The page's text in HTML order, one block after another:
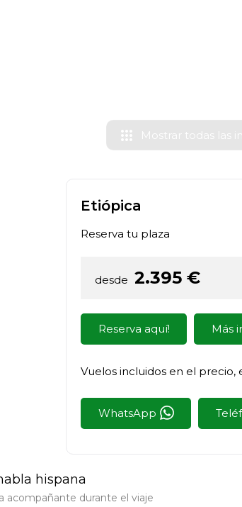
apps Mostrar todas las
Etiópica
Reserva tu plaza
desde 2.395 €
Reserva aquí! Más
Vuelos incluidos en el precio,
WhatsApp
hispana
acompañante durante el viaje